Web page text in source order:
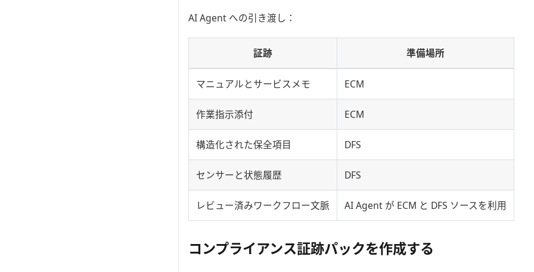
AI Agent への引き渡し：
証跡 準備場所
マニュアルとサービスメモ ECM
作業指示添付 ECM
構造化された保全項目 DFS
センサーと状態履歴 DFS
レビュー済みワークフロー文脈 AI Agent が ECM と DFS ソースを利用
コンプライアンス証跡パックを作成する